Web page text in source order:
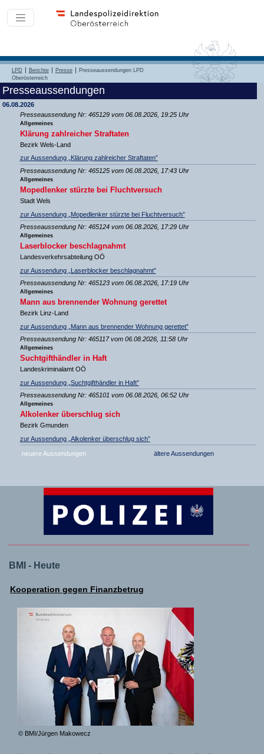
LPD Berichte Presse
Presseaussendungen LPD
Oberösterreich
Presseaussendungen
06.08.2026
Presseaussendung Nr: 465129 vom 06.08.2026, 19:25 Uhr
Allgemeines
Klärung zahlreicher Straftaten
Bezirk Wels-Land
zur Aussendung „Klärung zahlreicher Straftaten”
Presseaussendung Nr: 465125 vom 06.08.2026, 17:43 Uhr
Allgemeines
Mopedlenker stürzte bei Fluchtversuch
Stadt Wels
zur Aussendung „Mopedlenker stürzte bei Fluchtversuch”
Presseaussendung Nr: 465124 vom 06.08.2026, 17:29 Uhr
Allgemeines
Laserblocker beschlagnahmt
Landesverkehrsabteilung OÖ
zur Aussendung „Laserblocker beschlagnahmt”
Presseaussendung Nr: 465123 vom 06.08.2026, 17:19 Uhr
Allgemeines
Mann aus brennender Wohnung gerettet
Bezirk Linz-Land
zur Aussendung „Mann aus brennender Wohnung gerettet”
Presseaussendung Nr: 465117 vom 06.08.2026, 11:58 Uhr
Allgemeines
Suchtgifthändler in Haft
Landeskriminalamt OÖ
zur Aussendung „Suchtgifthändler in Haft”
Presseaussendung Nr: 465101 vom 06.08.2026, 06:52 Uhr
Allgemeines
Alkolenker überschlug sich
Bezirk Gmunden
zur Aussendung „Alkolenker überschlug sich”
neuere Aussendungen ältere Aussendungen
BMI - Heute
Kooperation gegen Finanzbetrug
© BMI/Jürgen Makowecz